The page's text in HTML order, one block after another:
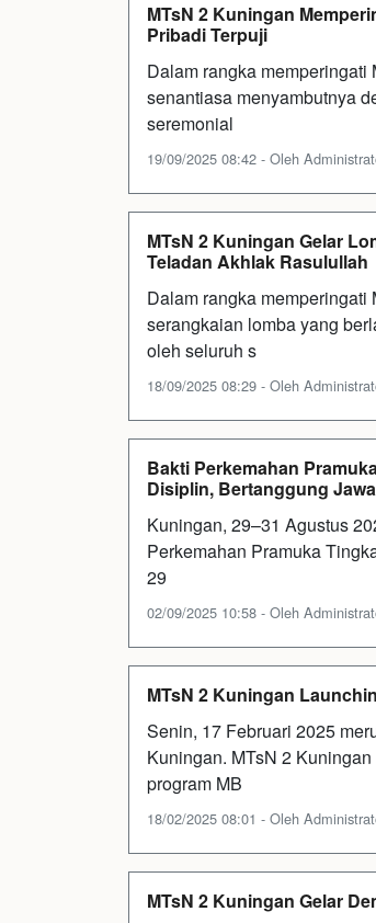
MTsN 2 Kuningan
Pribadi Terpuji
Dalam rangka
senantiasa menyambutnya
seremonial
19/09/2025 08:42 - Oleh
MTsN 2 Kuningan Gelar
Teladan Akhlak Rasulullah
Dalam rangka
serangkaian lomba yang
oleh seluruh s
18/09/2025 08:29 - Oleh
Bakti Perkemahan
Disiplin, Bertanggung
Kuningan, 29–31 Agustus
Perkemahan Pramuka
29
02/09/2025 10:58 - Oleh
MTsN 2 Kuningan
Senin, 17 Februari 2025
Kuningan. MTsN 2
program MB
18/02/2025 08:01 - Oleh
MTsN 2 Kuningan Gelar